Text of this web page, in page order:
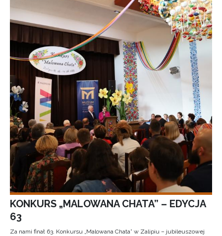
KONKURS „MALOWANA CHATA” – EDYCJA
63
Za nami finał 63. Konkursu „Malowana Chata” w Zalipiu – jubileuszowej